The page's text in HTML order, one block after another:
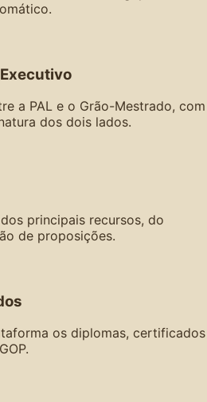
a PAL e o Grão-Mestrado, com
dos dois lados.
principais recursos, do
de proposições.
os diplomas, certificados